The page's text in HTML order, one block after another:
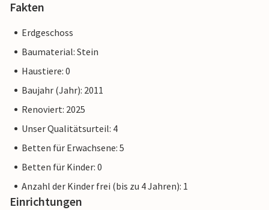
Fakten
Erdgeschoss
Baumaterial: Stein
Haustiere: 0
Baujahr (Jahr): 2011
Renoviert: 2025
Unser Qualitätsurteil: 4
Betten für Erwachsene: 5
Betten für Kinder: 0
Anzahl der Kinder frei (bis zu 4 Jahren): 1
Einrichtungen